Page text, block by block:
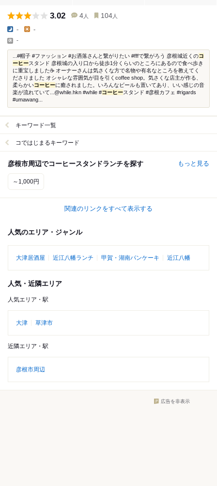
3.02 4 人 104 人
- -
-
...#帽子 #ファッション #お洒落さんと繋がりたい #fffで繋がろう 彦根城近くのコ
ーヒースタンド 彦根城の入り口から徒歩1分くらいのところにあるので食べ歩き
に重宝しました☕️ オーナーさんは気さくな方で名物や有名なところを教えてく
ださりました オシャレな雰囲気が目を引くcoffee shop。気さくな店主が作る、
柔らかいコーヒーに癒されました。いろんなビールも置いてあり、いい感じの音
楽が流れていて...@while.hkn #while #コーヒースタンド #彦根カフェ #rigards
#umawang...
キーワード一覧
コではじまるキーワード
彦根市周辺でコーヒースタンドランチを探す もっと見る
～1,000円
関連のリンクをすべて表示する
人気のエリア・ジャンル
大津居酒屋 近江八幡ランチ 甲賀・湖南パンケーキ 近江八幡
人気・近隣エリア
人気エリア・駅
大津 草津市
近隣エリア・駅
彦根市周辺
広告を非表示